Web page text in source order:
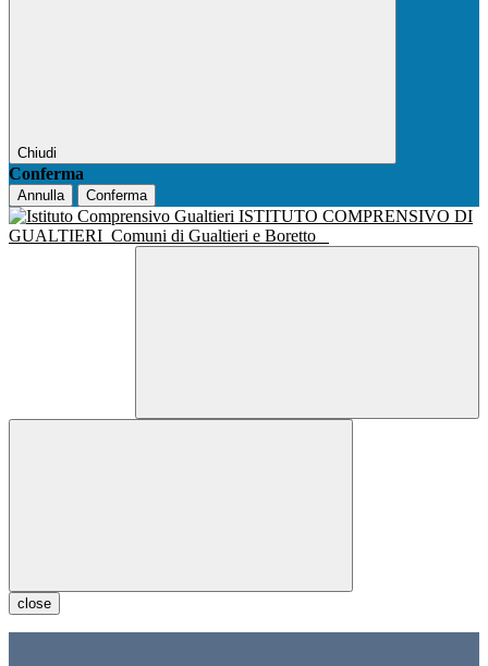
Chiudi
Conferma
Annulla Conferma
ISTITUTO COMPRENSIVO DI
GUALTIERI Comuni di Gualtieri e Boretto
close